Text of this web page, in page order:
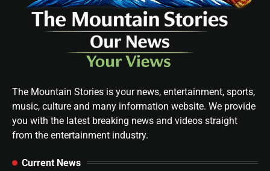
The Mountain Stories is your news, entertainment, sports,
music, culture and many information website. We provide
you with the latest breaking news and videos straight
from the entertainment industry.
Current News